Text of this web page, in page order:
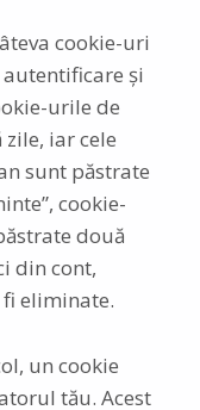
cookie-uri
și
urile de
iar cele
sunt păstrate
cookie-
două
din cont,
eliminate.
un cookie
tău. Acest